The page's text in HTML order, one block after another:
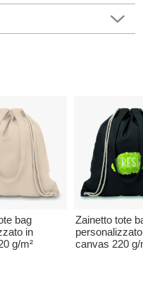
bag
in
g/m²
Zainetto tote
canvas 220 g/